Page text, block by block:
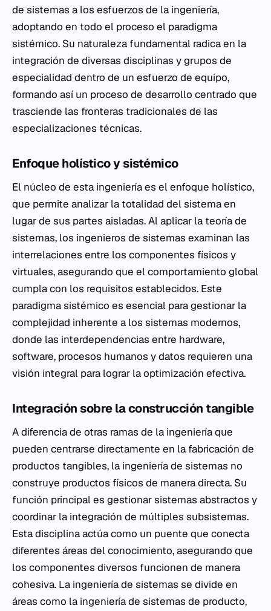
de sistemas a los esfuerzos de la ingeniería,
adoptando en todo el proceso el paradigma
sistémico. Su naturaleza fundamental radica en la
integración de diversas disciplinas y grupos de
especialidad dentro de un esfuerzo de equipo,
formando así un proceso de desarrollo centrado que
trasciende las fronteras tradicionales de las
especializaciones técnicas.
Enfoque holístico y sistémico
El núcleo de esta ingeniería es el enfoque holístico,
que permite analizar la totalidad del sistema en
lugar de sus partes aisladas. Al aplicar la teoría de
sistemas, los ingenieros de sistemas examinan las
interrelaciones entre los componentes físicos y
virtuales, asegurando que el comportamiento global
cumpla con los requisitos establecidos. Este
paradigma sistémico es esencial para gestionar la
complejidad inherente a los sistemas modernos,
donde las interdependencias entre hardware,
software, procesos humanos y datos requieren una
visión integral para lograr la optimización efectiva.
Integración sobre la construcción tangible
A diferencia de otras ramas de la ingeniería que
pueden centrarse directamente en la fabricación de
productos tangibles, la ingeniería de sistemas no
construye productos físicos de manera directa. Su
función principal es gestionar sistemas abstractos y
coordinar la integración de múltiples subsistemas.
Esta disciplina actúa como un puente que conecta
diferentes áreas del conocimiento, asegurando que
los componentes diversos funcionen de manera
cohesiva. La ingeniería de sistemas se divide en
áreas como la ingeniería de sistemas de producto,